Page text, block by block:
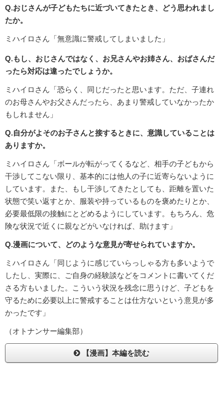
Q.おじさんが子どもたちに近づいてきたとき、どう思われまし
たか。
ミハイロさん「無意識に警戒してしまいました」
Q.もし、おじさんではなく、お兄さんやお姉さん、おばさんだ
ったら対応は違ったでしょうか。
ミハイロさん「恐らく、同じだったと思います。ただ、子連れ
のお母さんやお父さんだったら、あまり警戒していなかったか
もしれません」
Q.自分がよそのお子さんと接するときに、意識していることは
ありますか。
ミハイロさん「ボールが転がってくるなど、相手の子どもから
干渉してこない限り、基本的には他人の子に近寄らないように
しています。また、もし干渉してきたとしても、距離を置いた
状態で笑い返すとか、服装や持っているものを褒めたりとか、
必要最低限の接触にとどめるようにしています。もちろん、危
険な状況で近くに親などがいなければ、助けます」
Q.漫画について、どのような意見が寄せられていますか。
ミハイロさん「同じように感じていらっしゃる方も多いようで
したし、実際に、ご自身の経験談などをコメントに書いてくだ
さる方もいました。こういう状況を残念に思うけど、子どもを
守るために必要以上に警戒することは仕方ないという意見が多
かったです」
（オトナンサー編集部）
【漫画】本編を読む